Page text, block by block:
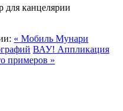
« Мобиль Мунари
ВАУ! Аппликация
примеров »